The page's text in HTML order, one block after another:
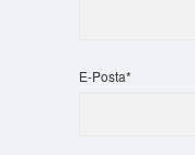
E-Posta*